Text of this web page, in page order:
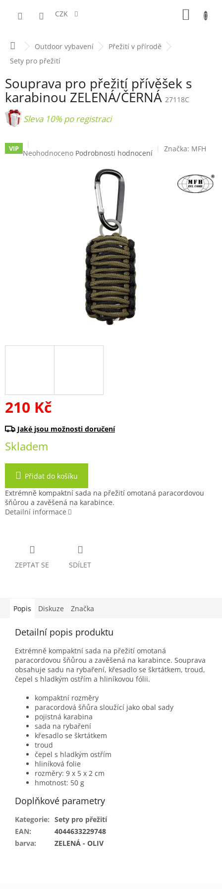
CZK
DomůOutdoor vybavení
Přežití v přírodě
Sety pro přežití
Souprava pro přežití přívěšek s
karabinou ZELENÁ/ČERNÁ 27118C
+ Sleva 10% po registraci
VIP Průměrné
Neohodnoceno Podrobnosti hodnocení Značka: MFH
210 Kč
cena:
Skladem
Přidat do košíku
Extrémně kompaktní sada na přežití omotaná paracordovou
šňůrou a zavěšená na karabince.
Detailní informace
ZEPTAT SE SDÍLET
Popis Diskuze Značka
Detailní popis produktu
Extrémně kompaktní sada na přežití omotaná
paracordovou šňůrou a zavěšená na karabince. Souprava
obsahuje sadu na rybaření, křesadlo se škrtátkem, troud,
čepel s hladkým ostřím a hliníkovou fólii.
kompaktní rozměry
paracordová šňůra sloužící jako obal sady
pojistná karabina
sada na rybaření
křesadlo se škrtátkem
troud
čepel s hladkým ostřím
hliníková folie
rozměry: 9 x 5 x 2 cm
hmotnost: 50 g
Doplňkové parametry
Kategorie: Sety pro přežití
EAN:
4044633229748
barva: ZELENÁ - OLIV